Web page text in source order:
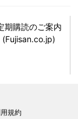
期購読のご案内
(Fujisan.co.jp)
規約